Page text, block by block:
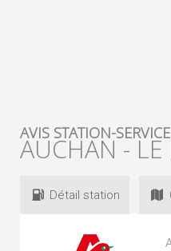
AVIS STATION-SERVICE
AUCHAN -
Détail station